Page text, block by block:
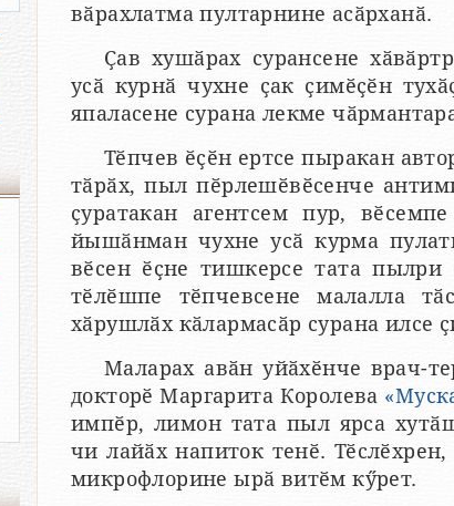
вӑрахлатма пултарнине асӑрханӑ.
Ҫав хушӑрах сурансене
усӑ курнӑ чухне ҫак ҫимӗҫӗн
япаласене сурана лекме
Тӗпчев ӗҫӗн ертсе пыракан
тӑрӑх, пыл пӗрлешӗвӗсенче
ҫуратакан агентсем пур,
йышӑнман чухне усӑ курма
вӗсен ӗҫне тишкерсе тата пылри
тӗлӗшпе тӗпчевсене малалла
хӑрушлӑх кӑлармасӑр сурана илсе
Маларах авӑн уйӑхӗнче врач-
докторӗ Маргарита Королева
импӗр, лимон тата пыл ярса
чи лайӑх напиток тенӗ.
микрофлорине ырӑ витӗм кӳрет.